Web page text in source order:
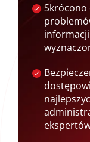
Skrócono